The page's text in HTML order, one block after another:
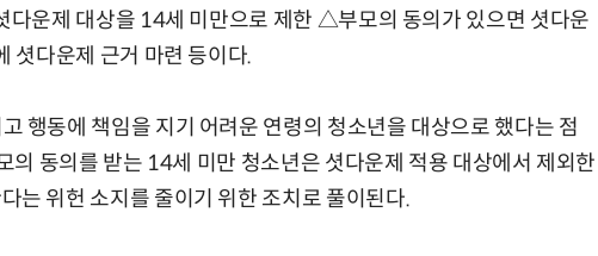
운제 대상을 14세 미만으로 제한 △부모의 동의가 있으면 셧다운
셧다운제 근거 마련 등이다.
행동에 책임을 지기 어려운 연령의 청소년을 대상으로 했다는 점
의 동의를 받는 14세 미만 청소년은 셧다운제 적용 대상에서 제외한
는 위헌 소지를 줄이기 위한 조치로 풀이된다.
양자컴퓨팅 비즈니스·기술 입문 1-Day 워크샵 - 큐비트·양자 알고리듬·Qiskit 실습으로 이해하는 차세대